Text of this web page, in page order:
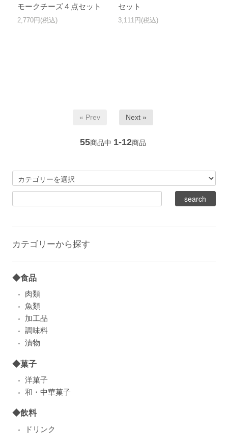
モークチーズ４点セット
2,770円(税込)
セット
3,111円(税込)
« Prev Next »
55商品中 1-12商品
カテゴリーから探す
◆食品
肉類
魚類
加工品
調味料
漬物
◆菓子
洋菓子
和・中華菓子
◆飲料
ドリンク